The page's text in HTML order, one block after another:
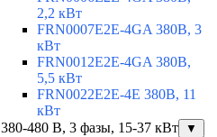
2,2 кВт
FRN0007E2E-4GA 380В, 3
кВт
FRN0012E2E-4GA 380В,
5,5 кВт
FRN0022E2E-4E 380В, 11
кВт
380-480 В, 3 фазы, 15-37 кВт
▼